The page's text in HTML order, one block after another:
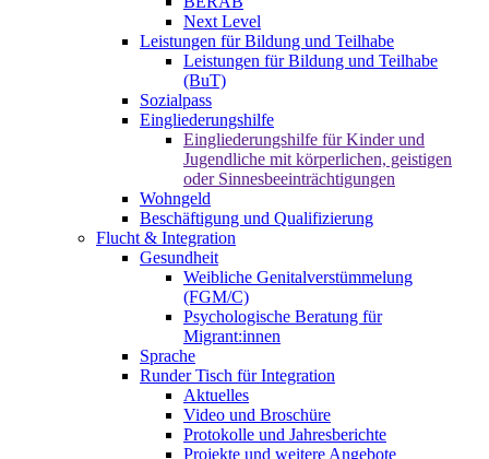
Next Level
Leistungen für Bildung und Teilhabe
Leistungen für Bildung und Teilhabe
(BuT)
Sozialpass
Eingliederungshilfe
Eingliederungshilfe für Kinder und
Jugendliche mit körperlichen, geistigen
oder Sinnesbeeinträchtigungen
Wohngeld
Beschäftigung und Qualifizierung
Flucht & Integration
Gesundheit
Weibliche Genitalverstümmelung
(FGM/C)
Psychologische Beratung für
Migrant:innen
Sprache
Runder Tisch für Integration
Aktuelles
Video und Broschüre
Protokolle und Jahresberichte
Projekte und weitere Angebote